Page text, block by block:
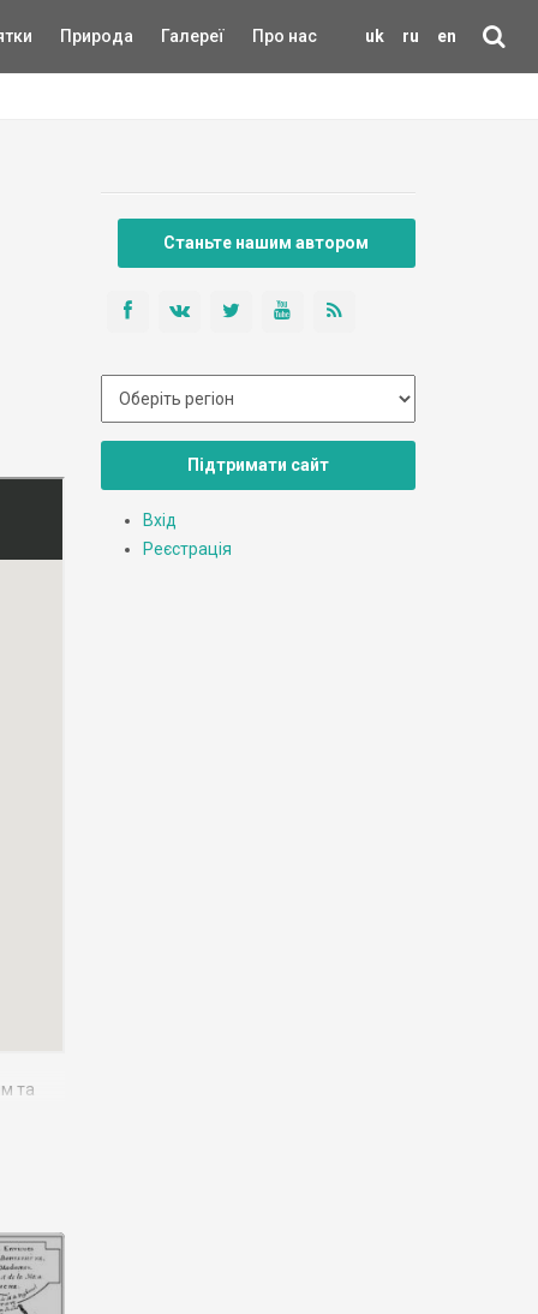
uk ru en
Природа Галереї Про нас
та
Станьте нашим автором
Підтримати сайт
Вхід
Реєстрація